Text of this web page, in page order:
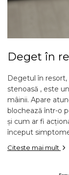
Deget în
Degetul în
stenoasă , este
mâinii. Apare
blochează într-o
și cum ar fi
început
Citeste mai mult